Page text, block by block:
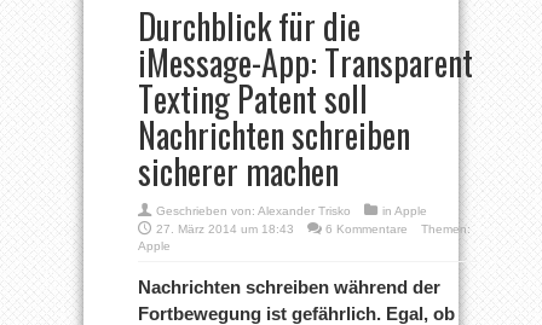
Durchblick für die
iMessage-App: Transparent
Texting Patent soll
Nachrichten schreiben
sicherer machen
Geschrieben von: Alexander Trisko in Apple
27. März 2014 um 18:43
6 Kommentare
Themen:
Apple
Nachrichten schreiben während der
Fortbewegung ist gefährlich. Egal, ob